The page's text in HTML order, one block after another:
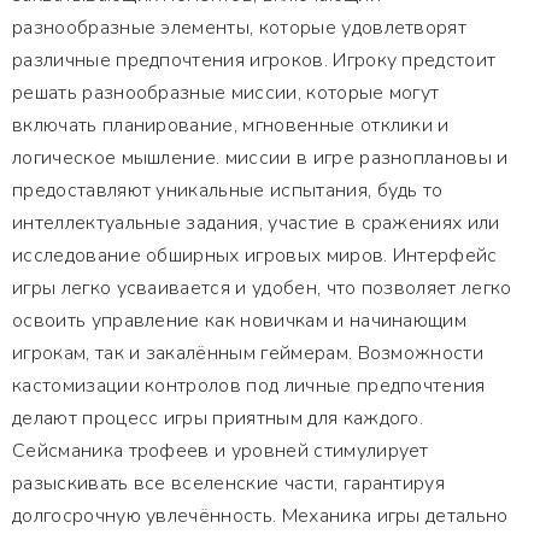
разнообразные элементы, которые удовлетворят
различные предпочтения игроков. Игроку предстоит
решать разнообразные миссии, которые могут
включать планирование, мгновенные отклики и
логическое мышление. миссии в игре разноплановы и
предоставляют уникальные испытания, будь то
интеллектуальные задания, участие в сражениях или
исследование обширных игровых миров. Интерфейс
игры легко усваивается и удобен, что позволяет легко
освоить управление как новичкам и начинающим
игрокам, так и закалённым геймерам. Возможности
кастомизации контролов под личные предпочтения
делают процесс игры приятным для каждого.
Сейсманика трофеев и уровней стимулирует
разыскивать все вселенские части, гарантируя
долгосрочную увлечённость. Механика игры детально